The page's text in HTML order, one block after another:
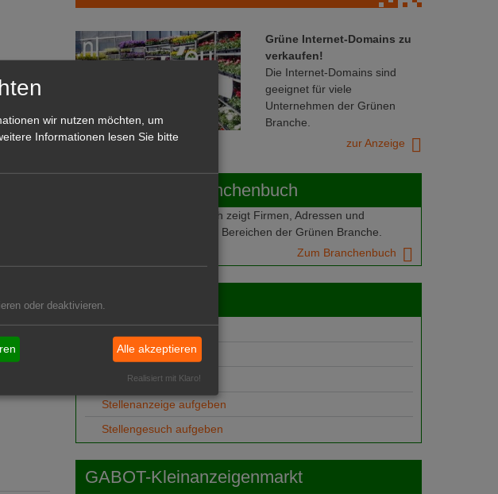
auf
Grüne Internet-Domains zu
verkaufen!
Die Internet-Domains sind
geeignet für viele
Unternehmen der Grünen
Branche.
zur Anzeige
Das GABOT-Branchenbuch
Das GABOT-Branchenbuch zeigt Firmen, Adressen und
Telefonnummern aus allen Bereichen der Grünen Branche.
Zum Branchenbuch
GABOT jobs
Job-Angebote
Job-Gesuche
Ausbildungsplätze
Stellenanzeige aufgeben
Stellengesuch aufgeben
GABOT-Kleinanzeigenmarkt
wir nutzen möchten, um
Informationen lesen Sie bitte
oder deaktivieren.
Alle akzeptieren
Realisiert mit Klaro!